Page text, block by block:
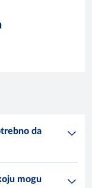
da
mogu